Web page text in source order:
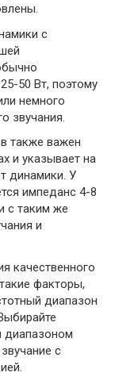
с
50 Вт, поэтому
немного
звучания.
также важен
и указывает на
динамики. У
импеданс 4-8
с таким же
и
качественного
факторы,
диапазон
диапазоном
с